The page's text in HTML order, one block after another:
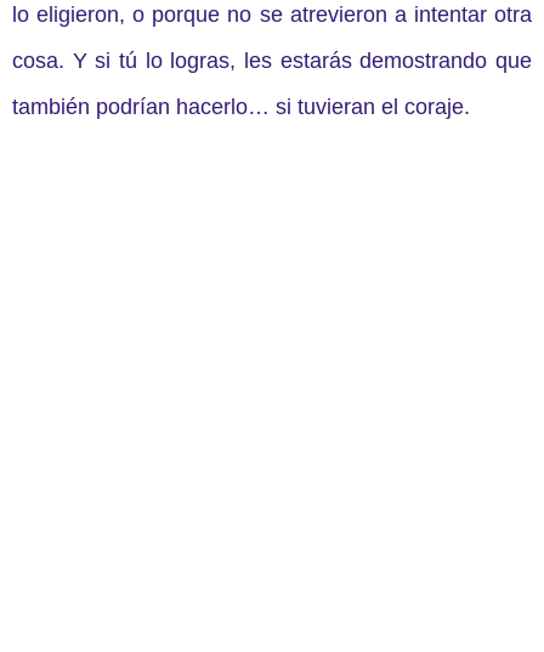
lo eligieron, o porque no se atrevieron a intentar otra
cosa. Y si tú lo logras, les estarás demostrando que
también podrían hacerlo… si tuvieran el coraje.